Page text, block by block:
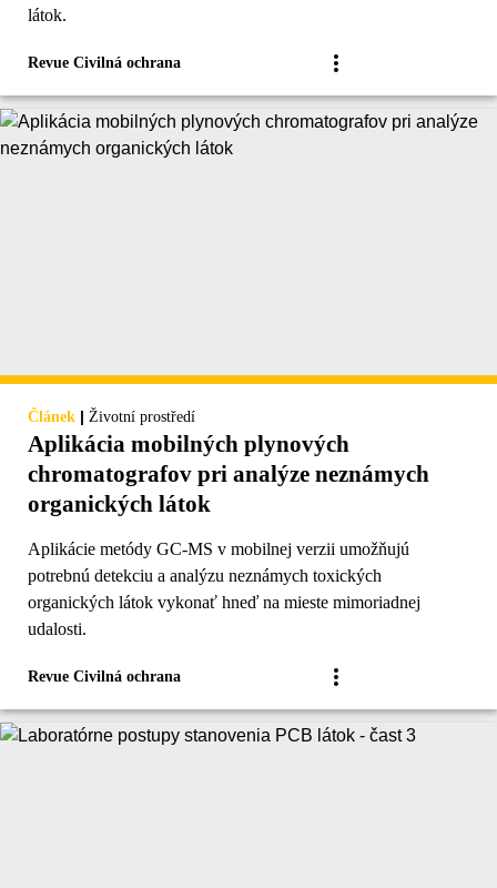
látok.
Revue Civilná ochrana
Článek | Životní prostředí
Aplikácia mobilných plynových
chromatografov pri analýze neznámych
organických látok
Aplikácie metódy GC-MS v mobilnej verzii umožňujú
potrebnú detekciu a analýzu neznámych toxických
organických látok vykonať hneď na mieste mimoriadnej
udalosti.
Revue Civilná ochrana